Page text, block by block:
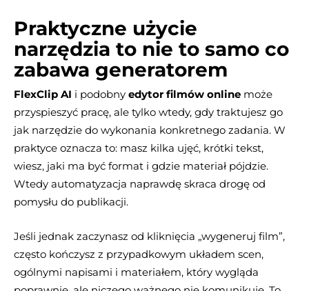
Praktyczne użycie
narzędzia to nie to samo co
zabawa generatorem
FlexClip AI i podobny edytor filmów online może
przyspieszyć pracę, ale tylko wtedy, gdy traktujesz go
jak narzędzie do wykonania konkretnego zadania. W
praktyce oznacza to: masz kilka ujęć, krótki tekst,
wiesz, jaki ma być format i gdzie materiał pójdzie.
Wtedy automatyzacja naprawdę skraca drogę od
pomysłu do publikacji.
Jeśli jednak zaczynasz od kliknięcia „wygeneruj film”,
często kończysz z przypadkowym układem scen,
ogólnymi napisami i materiałem, który wygląda